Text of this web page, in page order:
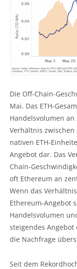
Die Off-Chain-
Mai. Das ETH-
Handelsvolumen
Verhältnis
nativen ETH-
Angebot dar. Das
Chain-
oft Ethereum an
Wenn das
Ethereum-Angebot
Handelsvolumen
steigendes
die Nachfrage
Seit dem